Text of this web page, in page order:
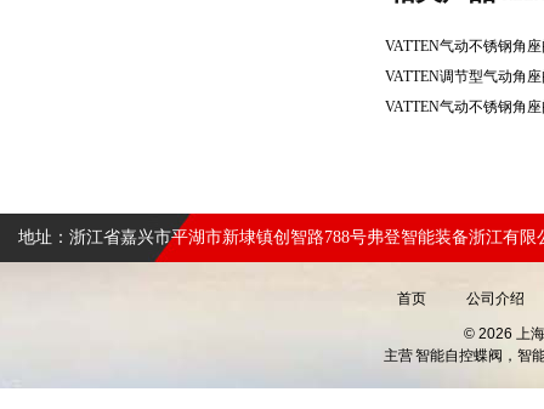
地址：浙江省嘉兴市平湖市新埭镇创智路788号弗登智能装备浙江有限
首页 公司介绍
© 2026 上
主营智能自控蝶阀，智